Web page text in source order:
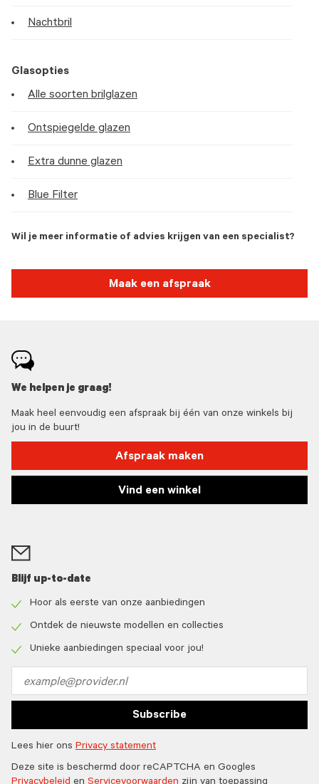
Nachtbril
Glasopties
Alle soorten brilglazen
Ontspiegelde glazen
Extra dunne glazen
Blue Filter
Wil je meer informatie of advies krijgen van een specialist?
Maak een afspraak
We helpen je graag!
Maak heel eenvoudig een afspraak bij één van onze winkels bij
jou in de buurt!
Afspraak maken
Vind een winkel
Blijf up-to-date
icon
Hoor als eerste van onze aanbiedingen
icon
Ontdek de nieuwste modellen en collecties
Unieke aanbiedingen speciaal voor jou!
address
Subscribe
Lees hier ons Privacy statement
Deze site is beschermd door reCAPTCHA en Googles